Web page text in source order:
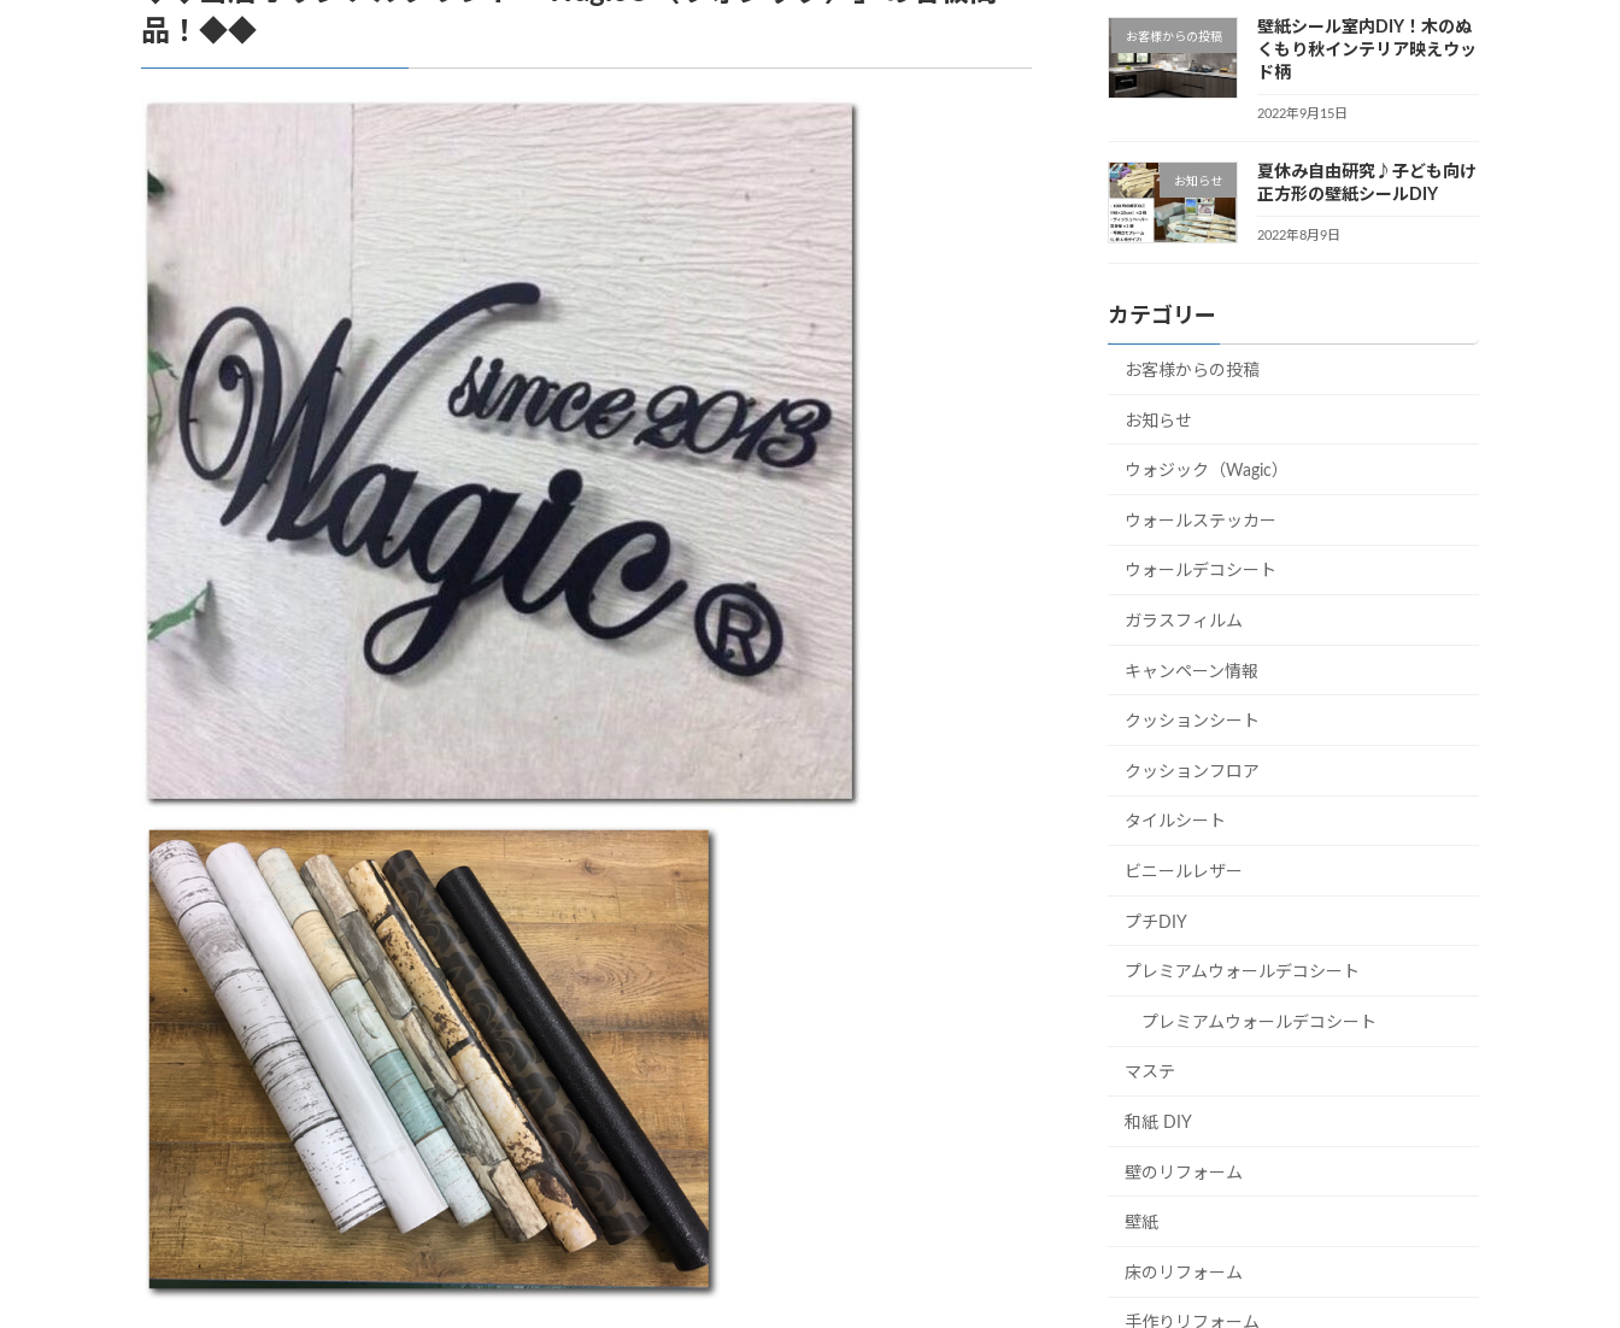
品！◆◆
お客様からの投稿
壁紙シール室内DIY！木のぬ
くもり秋インテリア映えウッ
ド柄
2022年9月15日
お知らせ
夏休み自由研究♪子ども向け
正方形の壁紙シールDIY
2022年8月9日
カテゴリー
お客様からの投稿
お知らせ
ウォジック（Wagic）
ウォールステッカー
ウォールデコシート
ガラスフィルム
キャンペーン情報
クッションシート
クッションフロア
タイルシート
ビニールレザー
プチDIY
プレミアムウォールデコシート
プレミアムウォールデコシート
マステ
和紙 DIY
壁のリフォーム
壁紙
床のリフォーム
手作りリフォーム